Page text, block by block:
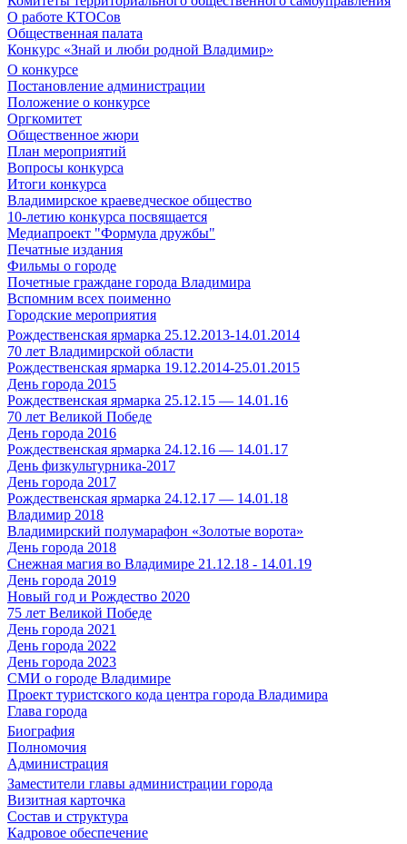
О работе КТОСов
Общественная палата
Конкурс «Знай и люби родной Владимир»
О конкурсе
Постановление администрации
Положение о конкурсе
Оргкомитет
Общественное жюри
План мероприятий
Вопросы конкурса
Итоги конкурса
Владимирское краеведческое общество
10-летию конкурса посвящается
Медиапроект "Формула дружбы"
Печатные издания
Фильмы о городе
Почетные граждане города Владимира
Вспомним всех поименно
Городские мероприятия
Рождественская ярмарка 25.12.2013-14.01.2014
70 лет Владимирской области
Рождественская ярмарка 19.12.2014-25.01.2015
День города 2015
Рождественская ярмарка 25.12.15 — 14.01.16
70 лет Великой Победе
День города 2016
Рождественская ярмарка 24.12.16 — 14.01.17
День физкультурника-2017
День города 2017
Рождественская ярмарка 24.12.17 — 14.01.18
Владимир 2018
Владимирский полумарафон «Золотые ворота»
День города 2018
Снежная магия во Владимире 21.12.18 - 14.01.19
День города 2019
Новый год и Рождество 2020
75 лет Великой Победе
День города 2021
День города 2022
День города 2023
СМИ о городе Владимире
Проект туристского кода центра города Владимира
Глава города
Биография
Полномочия
Администрация
Заместители главы администрации города
Визитная карточка
Состав и структура
Кадровое обеспечение